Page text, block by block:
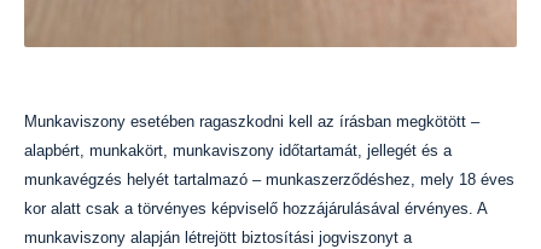
Munkaviszony esetében ragaszkodni kell az írásban megkötött –
alapbért, munkakört, munkaviszony időtartamát, jellegét és a
munkavégzés helyét tartalmazó – munkaszerződéshez, mely 18 éves
kor alatt csak a törvényes képviselő hozzájárulásával érvényes. A
munkaviszony alapján létrejött biztosítási jogviszonyt a